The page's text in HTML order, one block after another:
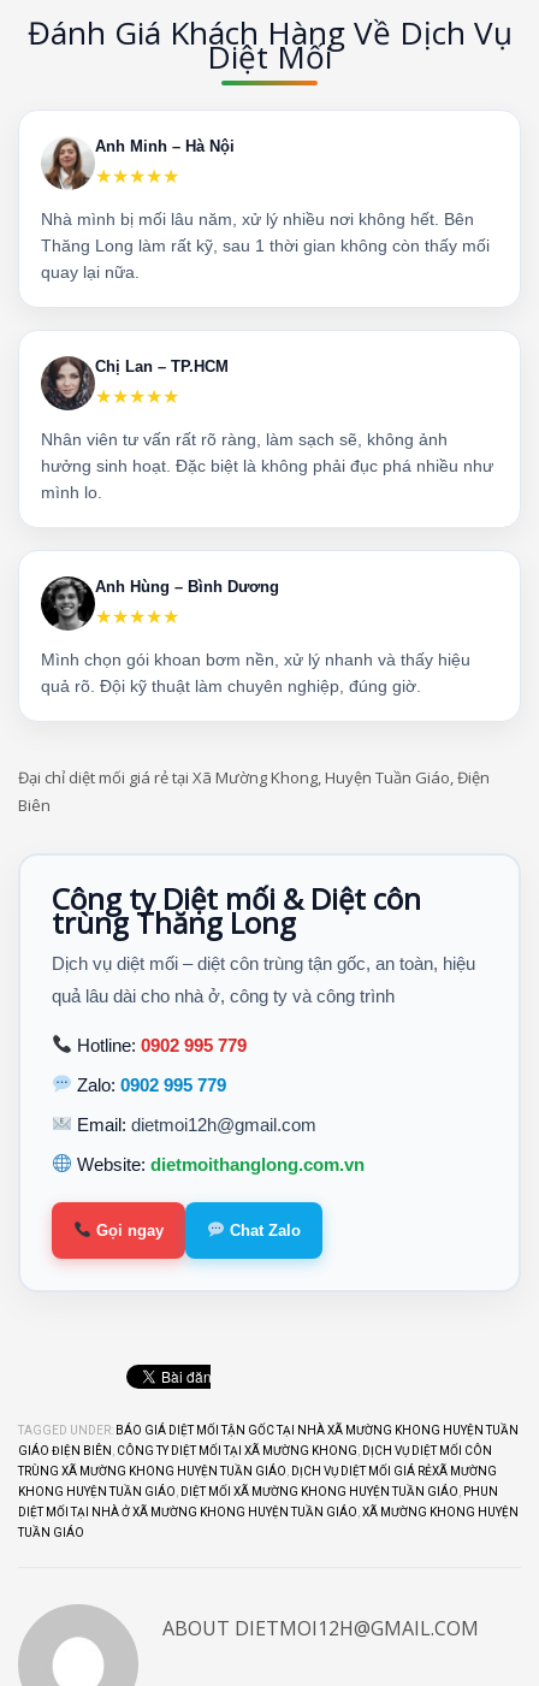
Đánh Giá Khách Hàng Về Dịch Vụ
Diệt Mối
Anh Minh – Hà Nội
★★★★★
Nhà mình bị mối lâu năm, xử lý nhiều nơi không hết. Bên
Thăng Long làm rất kỹ, sau 1 thời gian không còn thấy mối
quay lại nữa.
Chị Lan – TP.HCM
★★★★★
Nhân viên tư vấn rất rõ ràng, làm sạch sẽ, không ảnh
hưởng sinh hoạt. Đặc biệt là không phải đục phá nhiều như
mình lo.
Anh Hùng – Bình Dương
★★★★★
Mình chọn gói khoan bơm nền, xử lý nhanh và thấy hiệu
quả rõ. Đội kỹ thuật làm chuyên nghiệp, đúng giờ.
Đại chỉ diệt mối giá rẻ tại Xã Mường Khong, Huyện Tuần Giáo, Điện
Biên
Công ty Diệt mối & Diệt côn
trùng Thăng Long
Dịch vụ diệt mối – diệt côn trùng tận gốc, an toàn, hiệu
quả lâu dài cho nhà ở, công ty và công trình
Hotline:0902 995 779
Zalo:0902 995 779
Email:dietmoi12h@gmail.com
Website:dietmoithanglong.com.vn
Gọi ngay Chat Zalo
TAGGED UNDER: BÁO GIÁ DIỆT MỐI TẬN GỐC TẠI NHÀ XÃ MƯỜNG KHONG HUYỆN TUẦN
GIÁO ĐIỆN BIÊN
CÔNG TY DIỆT MỐI TẠI XÃ MƯỜNG KHONG
DỊCH VỤ DIỆT MỐI CÔN
TRÙNG XÃ MƯỜNG KHONG HUYỆN TUẦN GIÁO
DỊCH VỤ DIỆT MỐI GIÁ RẺXÃ MƯỜNG
KHONG HUYỆN TUẦN GIÁO
DIỆT MỐI XÃ MƯỜNG KHONG HUYỆN TUẦN GIÁO
PHUN
DIỆT MỐI TẠI NHÀ Ở XÃ MƯỜNG KHONG HUYỆN TUẦN GIÁO XÃ MƯỜNG KHONG HUYỆN
TUẦN GIÁO
ABOUT DIETMOI12H@GMAIL.COM